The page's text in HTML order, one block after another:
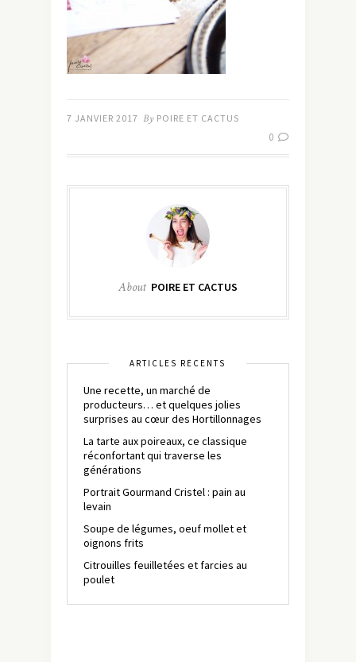
7 JANVIER 2017 By POIRE ET CACTUS
0
About POIRE ET CACTUS
ARTICLES RÉCENTS
Une recette, un marché de
producteurs… et quelques jolies
surprises au cœur des Hortillonnages
La tarte aux poireaux, ce classique
réconfortant qui traverse les
générations
Portrait Gourmand Cristel : pain au
levain
Soupe de légumes, oeuf mollet et
oignons frits
Citrouilles feuilletées et farcies au
poulet